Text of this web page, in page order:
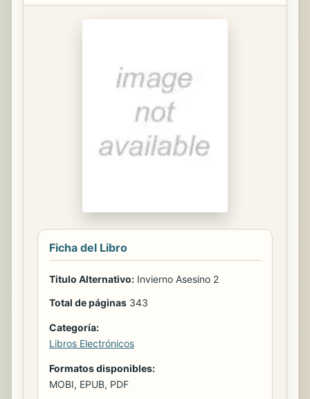
Ficha del Libro
Titulo Alternativo: Invierno Asesino 2
Total de páginas 343
Categoría:
Libros Electrónicos
Formatos disponibles:
MOBI, EPUB, PDF